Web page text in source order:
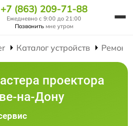
+7 (863) 209-71-88
Ежедневно с 9:00 до 21:00
Позвонить мне утром
Каталог устройств Ремонт
проектора
на-Дону